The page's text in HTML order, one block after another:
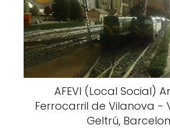
AFEVI (Local Social)
Ferrocarril de Vilanova -
Geltrú,